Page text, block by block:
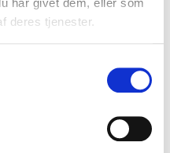
deres tjenester.
RISNUDLER
Golden Turtle